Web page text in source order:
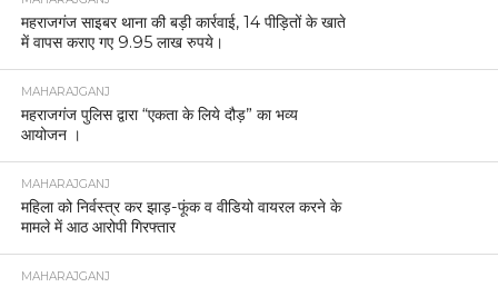
महराजगंज साइबर थाना की बड़ी कार्रवाई, 14 पीड़ितों के खाते
में वापस कराए गए 9.95 लाख रुपये।
MAHARAJGANJ
महराजगंज पुलिस द्वारा “एकता के लिये दौड़” का भव्य
आयोजन ।
MAHARAJGANJ
महिला को निर्वस्त्र कर झाड़-फूंक व वीडियो वायरल करने के
मामले में आठ आरोपी गिरफ्तार
MAHARAJGANJ